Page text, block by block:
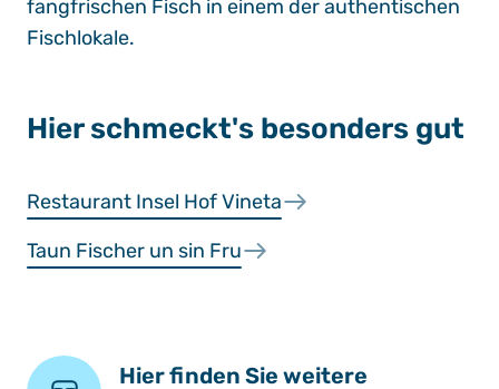
fangfrischen Fisch in einem der authentischen
Fischlokale.
Hier schmeckt's besonders gut
Restaurant Insel Hof Vineta
Taun Fischer un sin Fru
Hier finden Sie weitere